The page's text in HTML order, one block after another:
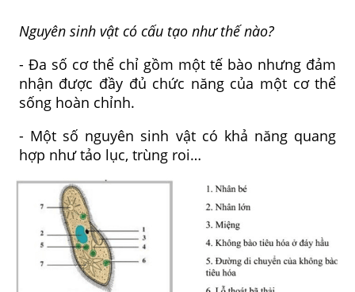
Nguyên sinh vật có cấu tạo như thế nào?
- Đa số cơ thể chỉ gồm một tế bào nhưng đảm
nhận được đầy đủ chức năng của một cơ thể
sống hoàn chỉnh.
- Một số nguyên sinh vật có khả năng quang
hợp như tảo lục, trùng roi…